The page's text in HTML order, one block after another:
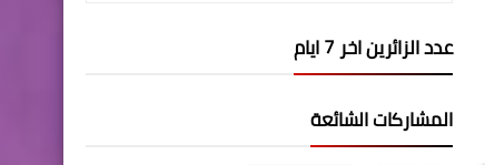
عدد الزائرين اخر 7 ايام
المشاركات الشائعة